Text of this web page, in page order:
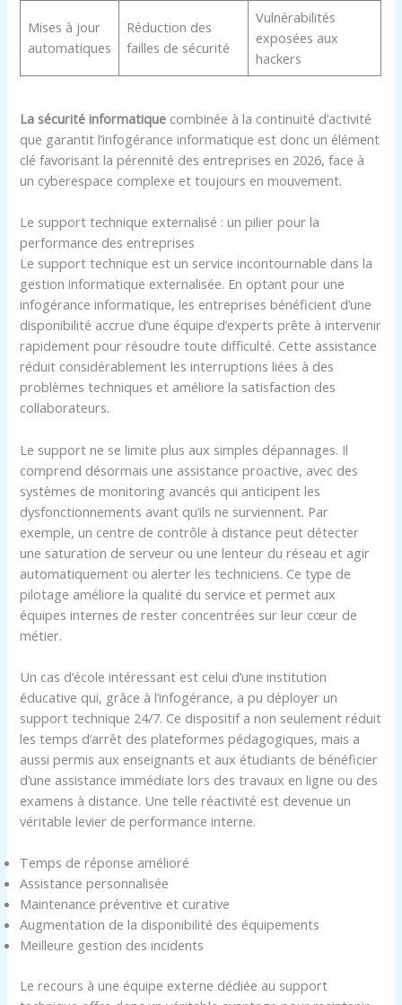
Mises à jour
automatiques
Réduction des
failles de sécurité
Vulnérabilités
exposées aux
hackers
La sécurité informatique combinée à la continuité d’activité
que garantit l’infogérance informatique est donc un élément
clé favorisant la pérennité des entreprises en 2026, face à
un cyberespace complexe et toujours en mouvement.
Le support technique externalisé : un pilier pour la
performance des entreprises
Le support technique est un service incontournable dans la
gestion informatique externalisée. En optant pour une
infogérance informatique, les entreprises bénéficient d’une
disponibilité accrue d’une équipe d’experts prête à intervenir
rapidement pour résoudre toute difficulté. Cette assistance
réduit considérablement les interruptions liées à des
problèmes techniques et améliore la satisfaction des
collaborateurs.
Le support ne se limite plus aux simples dépannages. Il
comprend désormais une assistance proactive, avec des
systèmes de monitoring avancés qui anticipent les
dysfonctionnements avant qu’ils ne surviennent. Par
exemple, un centre de contrôle à distance peut détecter
une saturation de serveur ou une lenteur du réseau et agir
automatiquement ou alerter les techniciens. Ce type de
pilotage améliore la qualité du service et permet aux
équipes internes de rester concentrées sur leur cœur de
métier.
Un cas d’école intéressant est celui d’une institution
éducative qui, grâce à l’infogérance, a pu déployer un
support technique 24/7. Ce dispositif a non seulement réduit
les temps d’arrêt des plateformes pédagogiques, mais a
aussi permis aux enseignants et aux étudiants de bénéficier
d’une assistance immédiate lors des travaux en ligne ou des
examens à distance. Une telle réactivité est devenue un
véritable levier de performance interne.
Temps de réponse amélioré
Assistance personnalisée
Maintenance préventive et curative
Augmentation de la disponibilité des équipements
Meilleure gestion des incidents
Le recours à une équipe externe dédiée au support